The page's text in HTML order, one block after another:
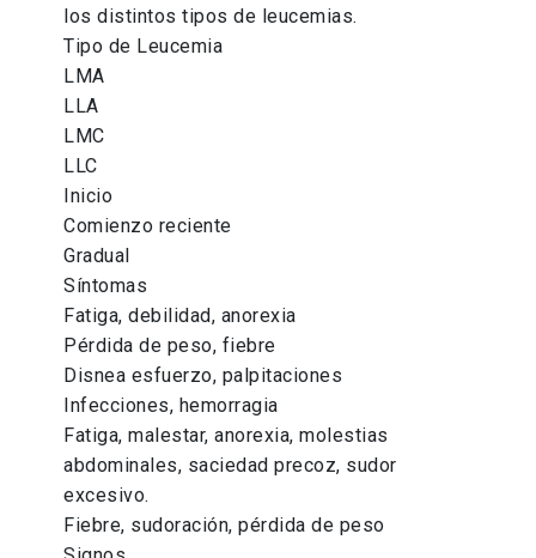
los distintos tipos de leucemias.
Tipo de Leucemia
LMA
LLA
LMC
LLC
Inicio
Comienzo reciente
Gradual
Síntomas
Fatiga, debilidad, anorexia
Pérdida de peso, fiebre
Disnea esfuerzo, palpitaciones
Infecciones, hemorragia
Fatiga, malestar, anorexia, molestias
abdominales, saciedad precoz, sudor
excesivo.
Fiebre, sudoración, pérdida de peso